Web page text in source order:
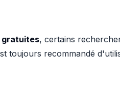
gratuites, certains
toujours recommandé